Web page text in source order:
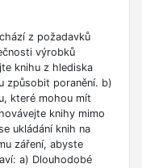
z požadavků
výrobků
knihu z hlediska
způsobit poranění. b)
které mohou mít
knihy mimo
ukládání knih na
záření, abyste
a) Dlouhodobé